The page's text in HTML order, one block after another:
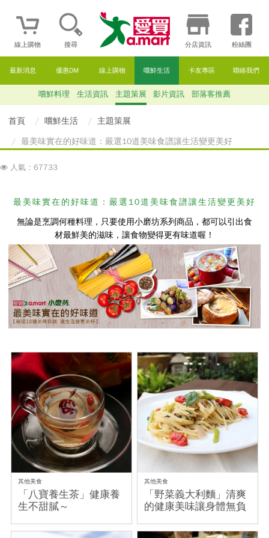
線上購物 搜尋 分店資訊 粉絲團
最新消息 優惠DM 線上購物 嚐鮮生活 卡友專區 聯絡我們
嚐鮮料理 生活資訊 主題策展 影片資訊 部落客推薦
首頁 嚐鮮生活
主題策展
最美味實在的好味道：嚴選10道美味食譜讓生活變更美好
人氣：67733
最美味實在的好味道：嚴選10道美味食譜讓生活變更美好
無論是烹調何種料理，只要使用小磨坊系列商品，都可以引出食
材最鮮美的滋味，讓食物變得更有味道喔！
其他美食
「八寶養生茶」健康養
生不甜膩～
其他美食
「野菜義大利麵」清爽
的健康美味讓身體無負